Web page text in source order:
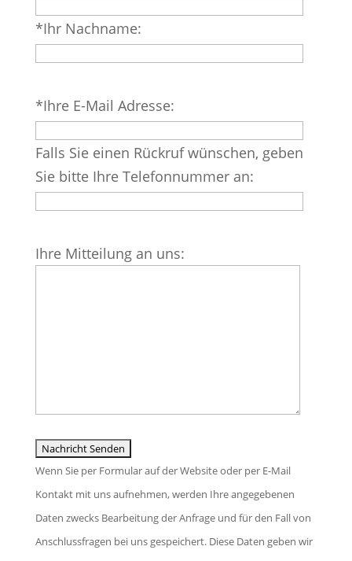
dieses
Feld
leer.
*Ihr Nachname:
lasse
dieses
Feld
leer.
*Ihre E-Mail Adresse:
Falls Sie einen Rückruf wünschen, geben
Sie bitte Ihre Telefonnummer an:
lasse
Ihre Mitteilung an uns:
Wenn Sie per Formular auf der Website oder per E-Mail
Kontakt mit uns aufnehmen, werden Ihre angegebenen
Daten zwecks Bearbeitung der Anfrage und für den Fall von
Anschlussfragen bei uns gespeichert. Diese Daten geben wir